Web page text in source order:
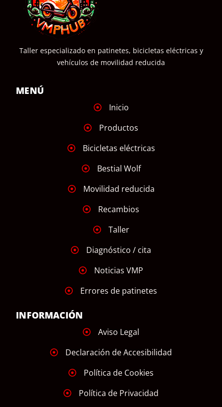
Taller especializado en patinetes, bicicletas eléctricas y
vehículos de movilidad reducida
MENÚ
Inicio
Productos
Bicicletas eléctricas
Bestial Wolf
Movilidad reducida
Recambios
Taller
Diagnóstico / cita
Noticias VMP
Errores de patinetes
INFORMACIÓN
Aviso Legal
Declaración de Accesibilidad
Política de Cookies
Política de Privacidad